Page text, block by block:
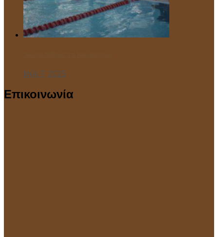
Ιούλ 7, 2025
Επικοινωνία